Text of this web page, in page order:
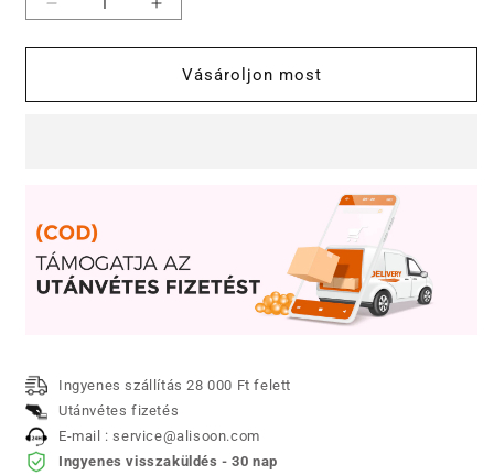
[Vásároljon
1et
rúd
mennyiségének
csökkentése
[Vásároljon
kapjon
1et
növelése
Vásároljon most
Ingyenes szállítás 28 000 Ft felett
Utánvétes fizetés
E-mail : service@alisoon.com
Ingyenes visszaküldés - 30 nap